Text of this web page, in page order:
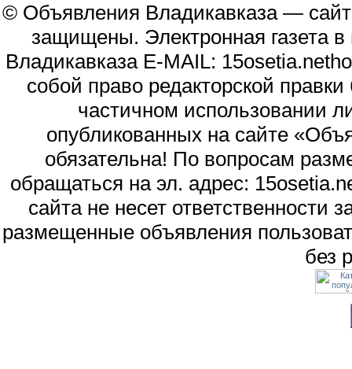
© Объявления Владикавказа —
защищены. Электронная газета
Владикавказа E-MAIL:
собой право редакторской
частичном использовании
опубликованных на сайте
обязательна! По вопросам
обращаться на эл. адрес:
сайта не несет
размещенные объявления
без